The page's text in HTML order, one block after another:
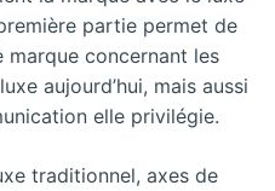
partie permet de
marque concernant les
aujourd’hui, mais aussi
elle privilégie.
traditionnel, axes de